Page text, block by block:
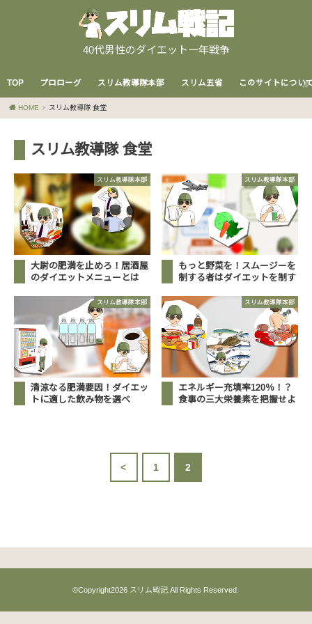
40代男性のダイエット一年戦争
TOP プロローグ スリム教導隊本部 スリム五省 このサイトについ
HOME スリム教導隊 食堂
スリム教導隊 食堂
スリム教導隊本部
大尉の肥満を止めろ！居酒屋
のダイエットメニューとは
スリム教導隊本部
もっと野菜を！スムージーを
制する者はダイエットを制す
スリム教導隊本部
清涼なる肥満要因！ダイエッ
トに適した飲み物を選べ
スリム教導隊本部
エネルギー充填率120％！？
食事の三大栄養素を把握せよ
< 1 2
©Copyright2026 スリム戦記 .All Rights Reserved.